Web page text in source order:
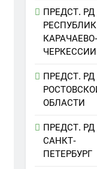
ПРЕДСТ. РД
КАРАЧАЕВО-
ЧЕРКЕССИИ
ПРЕДСТ. РД
ОБЛАСТИ
ПРЕДСТ. РД
САНКТ-
ПЕТЕРБУРГ